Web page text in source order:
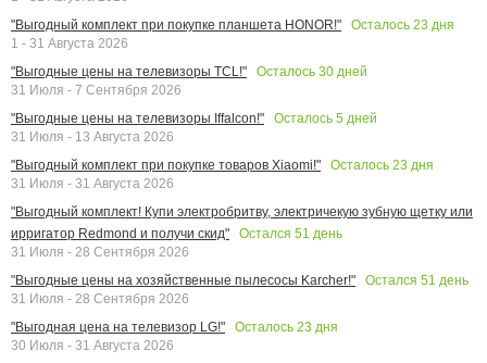
"Выгодный комплект при покупке планшета HONOR!"
Осталось 23 дня
1 - 31 Августа 2026
"Выгодные цены на телевизоры TCL!"
Осталось 30 дней
31 Июля - 7 Сентября 2026
"Выгодные цены на телевизоры Iffalcon!"
Осталось 5 дней
31 Июля - 13 Августа 2026
"Выгодный комплект при покупке товаров Xiaomi!"
Осталось 23 дня
31 Июля - 31 Августа 2026
"Выгодный комплект! Купи электробритву, электричекую зубную щетку или
ирригатор Redmond и получи скид"
Остался 51 день
31 Июля - 28 Сентября 2026
"Выгодные цены на хозяйственные пылесосы Karcher!"
Остался 51 день
31 Июля - 28 Сентября 2026
"Выгодная цена на телевизор LG!"
Осталось 23 дня
30 Июля - 31 Августа 2026